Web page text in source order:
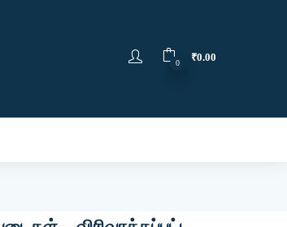
0 ₹0.00